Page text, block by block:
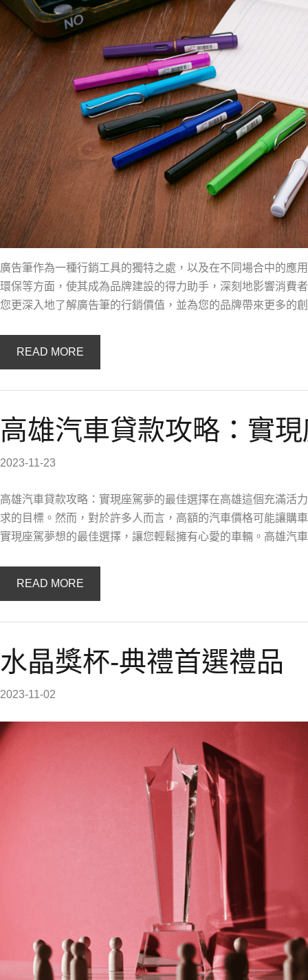
廣告筆作為一種行銷工具的獨特之處，以及在不同場合中的應
環保等方面，使其成為品牌建設的得力助手，深刻地影響消費
您更深入地了解廣告筆的行銷價值，並為您的品牌帶來更多的
READ MORE
高雄汽車貸款攻略：實
2023-11-23
高雄汽車貸款攻略：實現座駕夢的最佳選擇在高雄這個充滿活
求的目標。然而，對於許多人而言，高額的汽車價格可能讓購
實現座駕夢想的最佳選擇，讓您輕鬆擁有心愛的車輛。高雄汽
READ MORE
水晶獎杯-典禮首選禮品
2023-11-02